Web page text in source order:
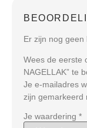
Er zijn nog geen
Wees de eerste
NAGELLAK” te
Je e-mailadres
zijn gemarkeerd
Je waardering *